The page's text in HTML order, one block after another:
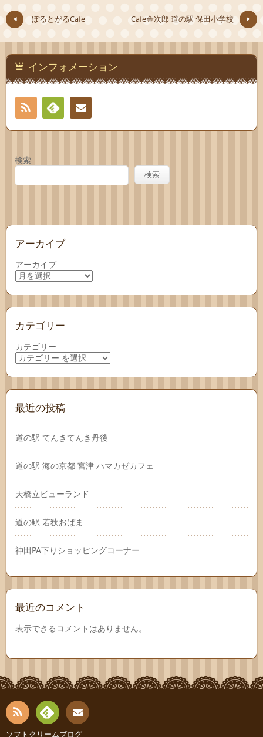
ぽるとがるCafe Cafe金次郎 道の駅 保田小学校
インフォメーション
RSS
Feedlyお問
検索
検索
アーカイブ
アーカイブ
カテゴリー
カテゴリー
最近の投稿
道の駅 てんきてんき丹後
道の駅 海の京都 宮津 ハマカゼカフェ
天橋立ビューランド
道の駅 若狭おばま
神田PA下りショッピングコーナー
最近のコメント
表示できるコメントはありません。
ソフトクリームブログ